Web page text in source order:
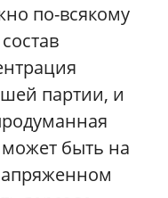
по-всякому
партии, и
быть на